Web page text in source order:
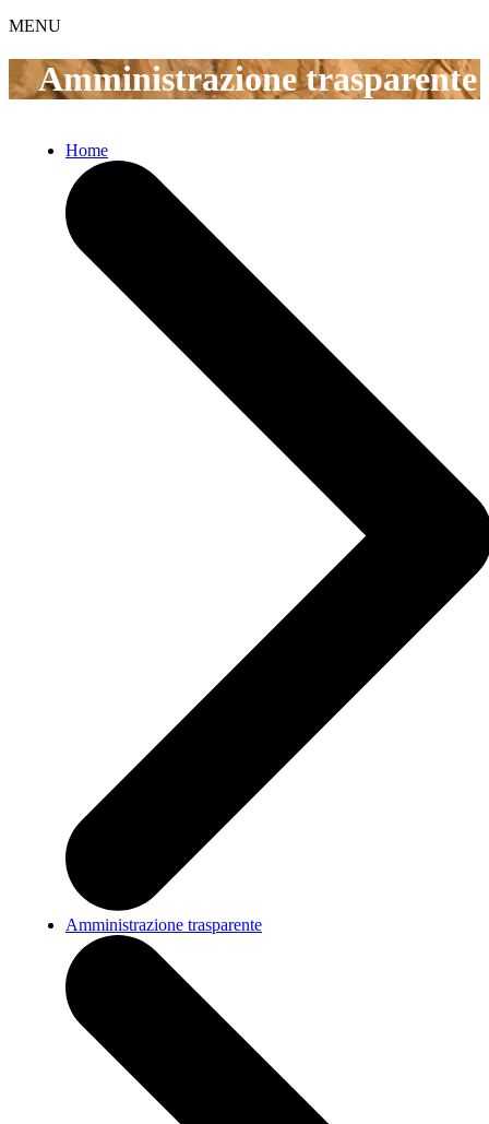
MENU
Amministrazione trasparente
Home
Amministrazione trasparente